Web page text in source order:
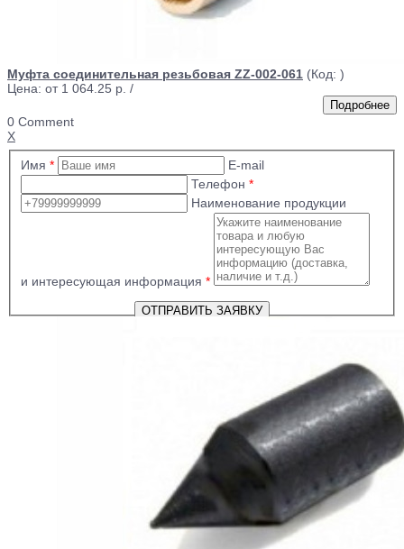
Муфта соединительная резьбовая ZZ-002-061 (Код: )
Цена: от 1 064.25 р. /
0 Comment
X
Имя *
E-mail
Телефон *
Наименование продукции
и интересующая информация *